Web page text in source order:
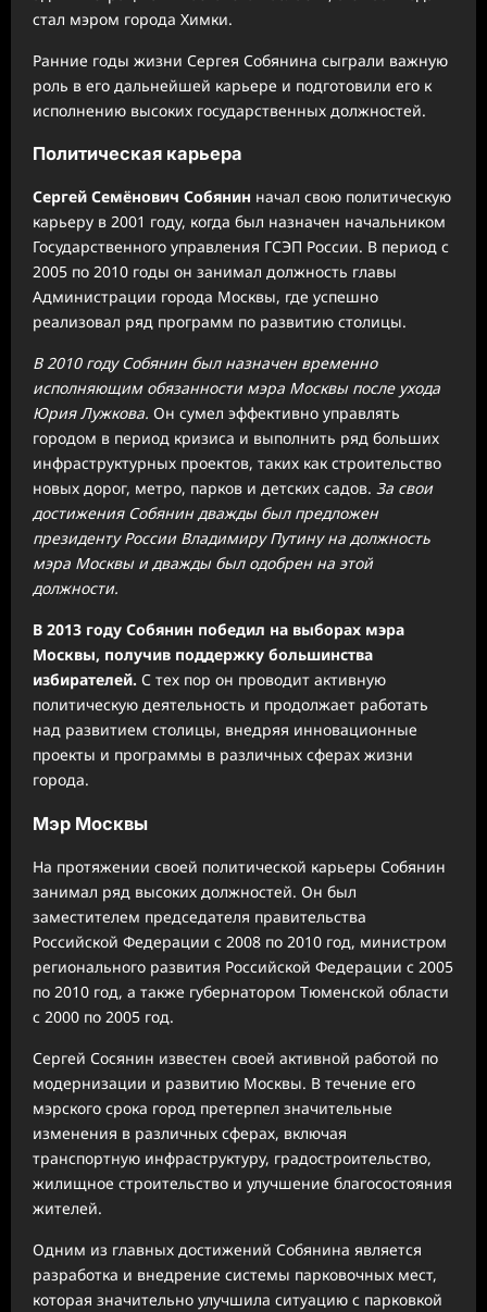
стал мэром города Химки.
Ранние годы жизни Сергея Собянина сыграли важную
роль в его дальнейшей карьере и подготовили его к
исполнению высоких государственных должностей.
Политическая карьера
Сергей Семёнович Собянин начал свою политическую
карьеру в 2001 году, когда был назначен начальником
Государственного управления ГСЭП России. В период с
2005 по 2010 годы он занимал должность главы
Администрации города Москвы, где успешно
реализовал ряд программ по развитию столицы.
В 2010 году Собянин был назначен временно
исполняющим обязанности мэра Москвы после ухода
Юрия Лужкова. Он сумел эффективно управлять
городом в период кризиса и выполнить ряд больших
инфраструктурных проектов, таких как строительство
новых дорог, метро, парков и детских садов. За свои
достижения Собянин дважды был предложен
президенту России Владимиру Путину на должность
мэра Москвы и дважды был одобрен на этой
должности.
В 2013 году Собянин победил на выборах мэра
Москвы, получив поддержку большинства
избирателей. С тех пор он проводит активную
политическую деятельность и продолжает работать
над развитием столицы, внедряя инновационные
проекты и программы в различных сферах жизни
города.
Мэр Москвы
На протяжении своей политической карьеры Собянин
занимал ряд высоких должностей. Он был
заместителем председателя правительства
Российской Федерации с 2008 по 2010 год, министром
регионального развития Российской Федерации с 2005
по 2010 год, а также губернатором Тюменской области
с 2000 по 2005 год.
Сергей Сосянин известен своей активной работой по
модернизации и развитию Москвы. В течение его
мэрского срока город претерпел значительные
изменения в различных сферах, включая
транспортную инфраструктуру, градостроительство,
жилищное строительство и улучшение благосостояния
жителей.
Одним из главных достижений Собянина является
разработка и внедрение системы парковочных мест,
которая значительно улучшила ситуацию с парковкой